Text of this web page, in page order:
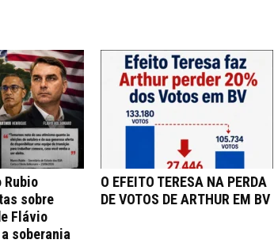
Rubio
sobre
Flávio
soberania
O EFEITO TERESA NA PERDA
DE VOTOS DE ARTHUR EM BV